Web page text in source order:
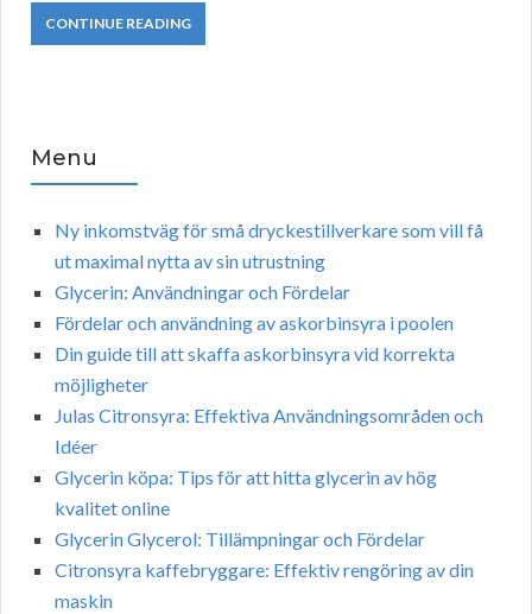
CONTINUE READING
Menu
Ny inkomstväg för små dryckestillverkare som vill få
ut maximal nytta av sin utrustning
Glycerin: Användningar och Fördelar
Fördelar och användning av askorbinsyra i poolen
Din guide till att skaffa askorbinsyra vid korrekta
möjligheter
Julas Citronsyra: Effektiva Användningsområden och
Idéer
Glycerin köpa: Tips för att hitta glycerin av hög
kvalitet online
Glycerin Glycerol: Tillämpningar och Fördelar
Citronsyra kaffebryggare: Effektiv rengöring av din
maskin